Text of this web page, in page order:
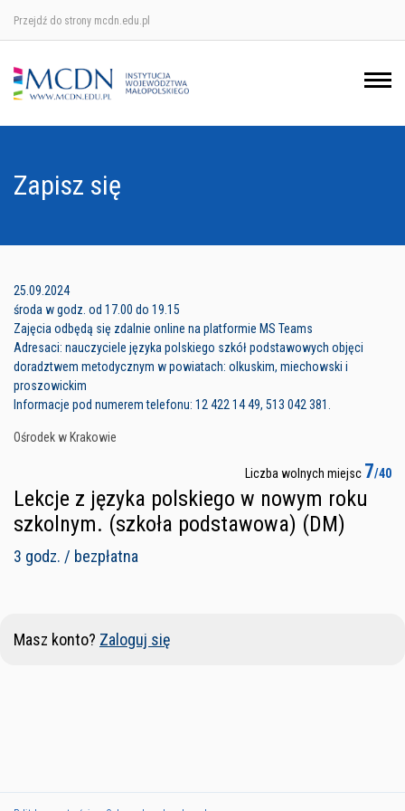
Przejdź do strony mcdn.edu.pl
Zapisz się
25.09.2024
środa w godz. od 17.00 do 19.15
Zajęcia odbędą się zdalnie online na platformie MS Teams
Adresaci: nauczyciele języka polskiego szkół podstawowych objęci
doradztwem metodycznym w powiatach: olkuskim, miechowski i
proszowickim
Informacje pod numerem telefonu: 12 422 14 49, 513 042 381.
Ośrodek w Krakowie
Liczba wolnych miejsc 7/40
Lekcje z języka polskiego w nowym roku
szkolnym. (szkoła podstawowa) (DM)
3 godz. / bezpłatna
Masz konto? Zaloguj się
Ośrodek w Krakowie
Ośrodek w Nowym Sączu
Ośrodek w Tarnowie